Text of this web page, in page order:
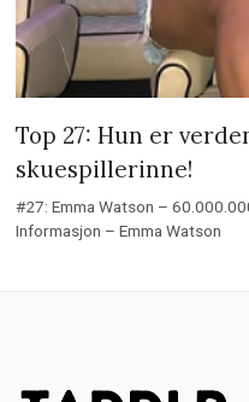
Top 27: Hun er
skuespillerinne!
#27: Emma Watson –
Informasjon – Emma Watson